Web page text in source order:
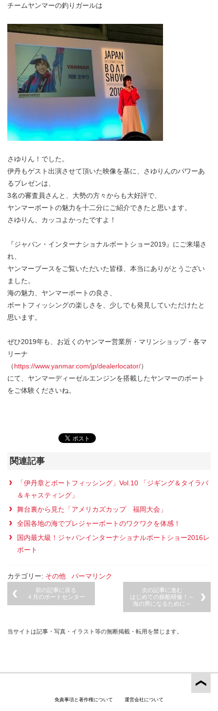
チームヤンマーの釣りガールは
さゆりん！でした。
伊丹もゲスト出演させて頂いた映像を基に、さゆりんのパワーあ
るプレゼンは、
3名の審査員さんと、大勢の方々からも大好評で、
ヤンマーボートの魅力を十二分にご紹介できたと思います。
さゆりん、カッコよかったですよ！
『ジャパン・インターナショナルボートショー2019』にご来場さ
れ、
ヤンマーブースをご覧いただいた皆様、本当にありがとうござい
ました。
海の魅力、ヤンマーボートの良さ、
ボートフィッシングの楽しさを、少しでも発見していただけたと
思います。
ぜひ2019年も、お近くのヤンマー営業所・マリンショップ・各マ
リーナ
（https://www.yanmar.com/jp/dealerlocator/）
にて、ヤンマーディーゼルエンジンを搭載したヤンマーのボート
をご体験くださいね。
関連記事
「伊丹章とボートフィッシング」Vol.10 「ジギング＆タイラバ
＆キャスティング」
舞台裏から見た「アメリカズカップ 福岡大会」
全国各地の海でプレジャーボートのワクワクを体感！
国内最大級！ジャパンインターナショナルボートショー2016レ
ポート
カテゴリー: その他 パーマリンク
前の記事に戻る
４月のボートセンター
次の記事に進む
はじめての操船研修！～
海の男になるために～
当サイトは記事・写真・イラスト等の無断掲載・転用を禁じます。
免責事項と著作権について 運営会社について